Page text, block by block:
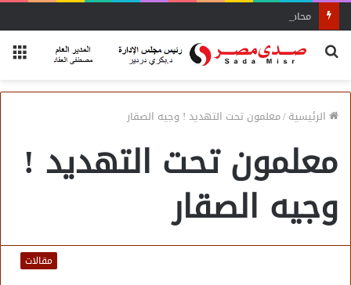
محاضرة مفتي الجمهورية «مسك ختام» فعاليات الفوج الأول
بحث
الرئيسية/معلمون تحت التهديد ! وجيه الصقار
معلمون تحت التهديد !
وجيه الصقار
مقالات